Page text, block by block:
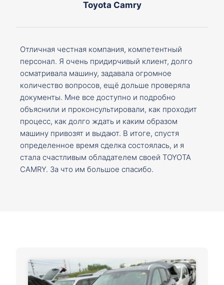
Toyota Camry
Отличная честная компания, компетентный
персонал. Я очень придирчивый клиент, долго
осматривала машину, задавала огромное
количество вопросов, ещё дольше проверяла
документы. Мне все доступно и подробно
объяснили и проконсультировали, как проходит
процесс, как долго ждать и каким образом
машину привозят и выдают. В итоге, спустя
определенное время сделка состоялась, и я
стала счастливым обладателем своей TOYOTA
CAMRY. За что им большое спасибо.